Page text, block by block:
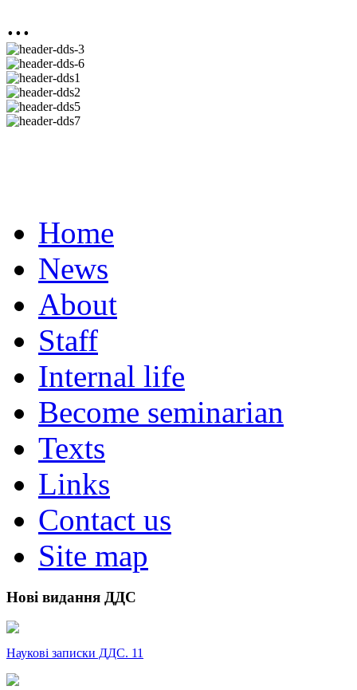
...
Home
News
About
Staff
Internal life
Become seminarian
Texts
Links
Contact us
Site map
Нові видання ДДС
Наукові записки ДДС. 11